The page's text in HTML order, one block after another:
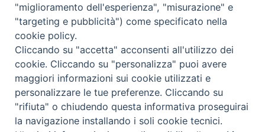
Consiglio scientifico
Coordinamento nazionale
COPYRIGHT Scienza & Vita - C.F96600690588- Tutti i
diritti -Privacy- Credits
"miglioramento dell'esperienza", "misurazione" e
"targeting e pubblicità") come specificato nella
cookie policy.
Cliccando su "accetta" acconsenti all'utilizzo dei
cookie. Cliccando su "personalizza" puoi avere
maggiori informazioni sui cookie utilizzati e
personalizzare le tue preferenze. Cliccando su
"rifiuta" o chiudendo questa informativa proseguirai
la navigazione installando i soli cookie tecnici.